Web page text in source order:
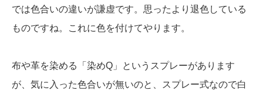
では色合いの違いが謙虚です。思ったより退色している
ものですね。これに色を付けてやります。
布や革を染める「染めQ」というスプレーがあります
が、気に入った色合いが無いのと、スプレー式なので白